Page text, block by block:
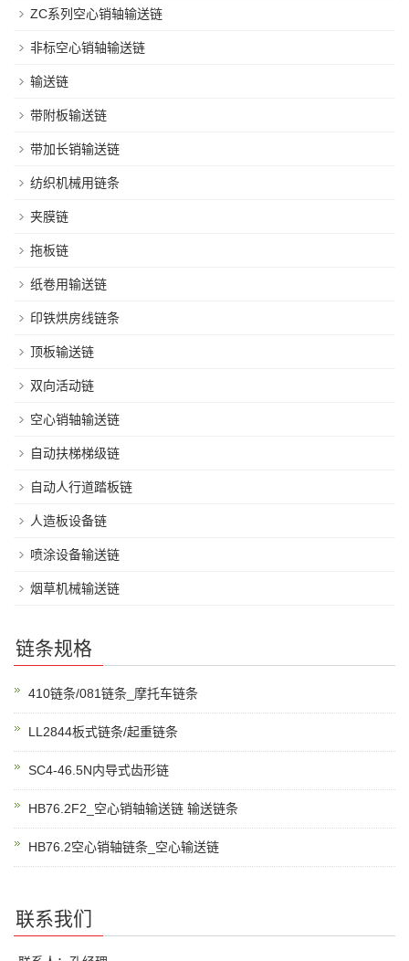
ZC系列空心销轴输送链
非标空心销轴输送链
输送链
带附板输送链
带加长销输送链
纺织机械用链条
夹膜链
拖板链
纸卷用输送链
印铁烘房线链条
顶板输送链
双向活动链
空心销轴输送链
自动扶梯梯级链
自动人行道踏板链
人造板设备链
喷涂设备输送链
烟草机械输送链
链条规格
410链条/081链条_摩托车链条
LL2844板式链条/起重链条
SC4-46.5N内导式齿形链
HB76.2F2_空心销轴输送链 输送链条
HB76.2空心销轴链条_空心输送链
联系我们